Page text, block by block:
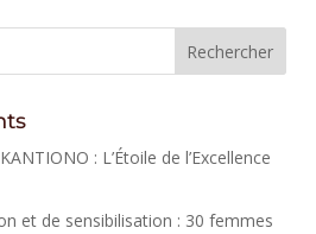
: L’Étoile de l’Excellence
et de sensibilisation : 30 femmes